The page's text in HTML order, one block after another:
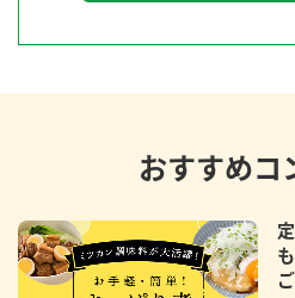
おすすめコ